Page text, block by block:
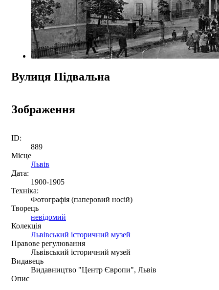
Вулиця Підвальна
Зображення
ID:
889
Місце
Львів
Дата:
1900-1905
Техніка:
Фотографія (паперовий носій)
Творець
невідомий
Колекція
Львівський історичний музей
Правове регулювання
Львівський історичний музей
Видавець
Видавництво "Центр Європи", Львів
Опис